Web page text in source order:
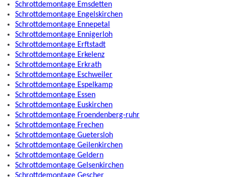
Schrottdemontage Emsdetten
Schrottdemontage Engelskirchen
Schrottdemontage Ennepetal
Schrottdemontage Ennigerloh
Schrottdemontage Erftstadt
Schrottdemontage Erkelenz
Schrottdemontage Erkrath
Schrottdemontage Eschweiler
Schrottdemontage Espelkamp
Schrottdemontage Essen
Schrottdemontage Euskirchen
Schrottdemontage Froendenberg-ruhr
Schrottdemontage Frechen
Schrottdemontage Guetersloh
Schrottdemontage Geilenkirchen
Schrottdemontage Geldern
Schrottdemontage Gelsenkirchen